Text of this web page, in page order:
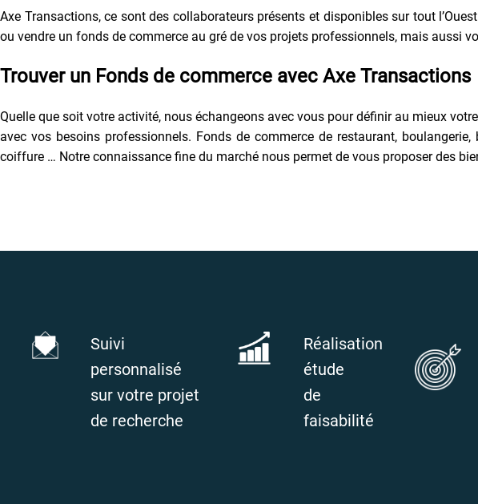
Axe Transactions, ce sont des collaborateurs présents et disponibles sur tout
ou vendre un fonds de commerce au gré de vos projets professionnels, mais aussi
Trouver un Fonds de commerce avec Axe Transactions
Quelle que soit votre activité, nous échangeons avec vous pour définir au mieux
avec vos besoins professionnels. Fonds de commerce de restaurant,
coiffure … Notre connaissance fine du marché nous permet de vous proposer des
Suivi
personnalisé
sur votre projet
de recherche
Réalisation
étude
de
faisabilité